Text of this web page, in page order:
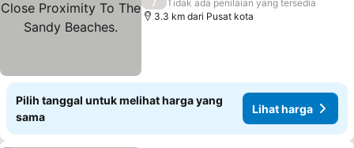
Sandy Beaches.
Tidak ada penilaian yang tersedia
3.3 km dari Pusat kota
Pilih tanggal untuk melihat harga yang
sama
Lihat harga